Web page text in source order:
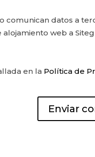
comunican datos a
alojamiento web a
en la Política de